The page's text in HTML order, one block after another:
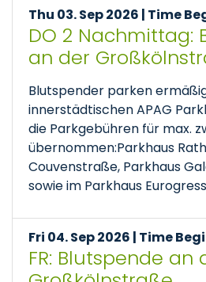
Thu 03. Sep 2026 | Time
DO 2 Nachmittag:
an der
Blutspender parken
innerstädtischen APAG
die Parkgebühren für max.
übernommen:Parkhaus
Couvenstraße, Parkhaus
sowie im Parkhaus
Fri 04. Sep 2026 | Time
FR: Blutspende an